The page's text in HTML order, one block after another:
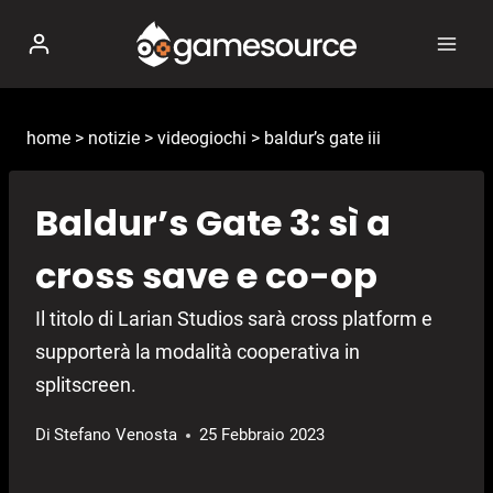
contenuto
home > notizie > videogiochi > baldur’s gate iii
Baldur’s Gate 3: sì a
cross save e co-op
Il titolo di Larian Studios sarà cross platform e
supporterà la modalità cooperativa in
splitscreen.
Di Stefano Venosta 25 Febbraio 2023